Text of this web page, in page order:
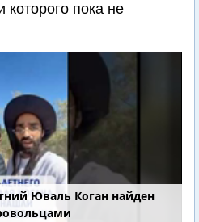
которого пока не
Юваль Коган найден